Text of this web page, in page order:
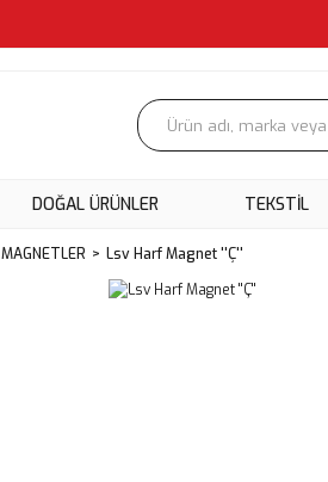
DOĞAL ÜRÜNLER TEKSTİL
MAGNETLER Lsv Harf Magnet ''Ç''